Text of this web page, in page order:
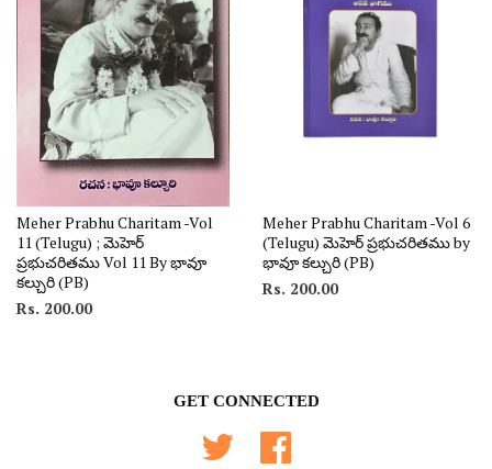
Meher Prabhu Charitam -Vol
11 (Telugu) ; మెహెర్
ప్రభుచరితము Vol 11 By భావూ
కల్చురి (PB)
Rs. 200.00
Meher Prabhu Charitam -Vol 6
(Telugu) మెహెర్ ప్రభుచరితము by
భావూ కల్చురి (PB)
Rs. 200.00
GET CONNECTED
Twitter